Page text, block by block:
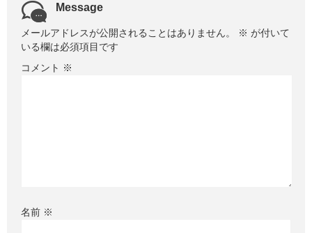
Message
メールアドレスが公開されることはありません。 ※ が付いて
いる欄は必須項目です
コメント ※
名前 ※